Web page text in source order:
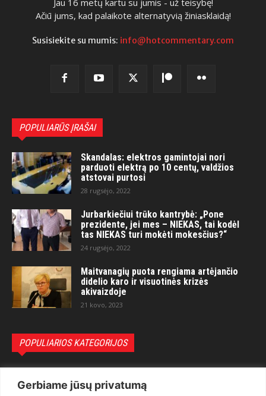
Gerbiame jūsų privatumą
Ačiū jums, kad palaikote alternatyvią žiniasklaidą!
Susisiekite su mumis: info@hotcommentary.com
POPULIARŪS ĮRAŠAI
Skandalas: elektros gamintojai nori
parduoti elektrą po 10 centų, valdžios
atstovai purtosi
28 rugsėjo, 2022
Jurbarkiečiui trūko kantrybė: „Pone
prezidente, jei mes – NIEKAS, tai kodėl
tas NIEKAS turi mokėti mokesčius?“
24 rugsėjo, 2022
Maitvanagių puota rengiama artėjančio
didelio karo ir visuotinės krizės
akivaizdoje
21 kovo, 2023
POPULIARIOS KATEGORIJOS